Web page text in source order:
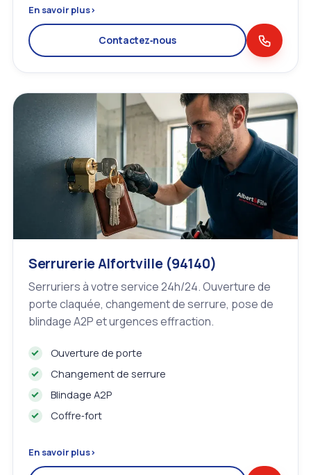
En savoir plus›
Contactez‑nous
Serrurerie Alfortville (94140)
Serruriers à votre service 24h/24. Ouverture de
porte claquée, changement de serrure, pose de
blindage A2P et urgences effraction.
Ouverture de porte
Changement de serrure
Blindage A2P
Coffre‑fort
En savoir plus›